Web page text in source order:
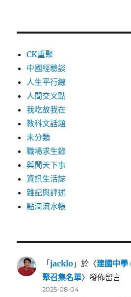
CK重聚
中國經驗談
人生平行線
人間交叉點
我吃故我在
教科文話題
未分類
職場求生錄
與聞天下事
資訊生活誌
雜記與評述
點滴流水帳
「jacklo 」於〈建國中
聚召集名單〉發佈留言
2025-08-04